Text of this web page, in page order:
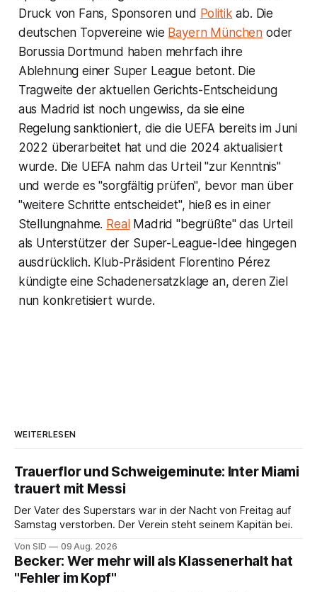
Druck von Fans, Sponsoren und Politik ab. Die
deutschen Topvereine wie Bayern München oder
Borussia Dortmund haben mehrfach ihre
Ablehnung einer Super League betont. Die
Tragweite der aktuellen Gerichts-Entscheidung
aus Madrid ist noch ungewiss, da sie eine
Regelung sanktioniert, die die UEFA bereits im Juni
2022 überarbeitet hat und die 2024 aktualisiert
wurde. Die UEFA nahm das Urteil "zur Kenntnis"
und werde es "sorgfältig prüfen", bevor man über
"weitere Schritte entscheidet", hieß es in einer
Stellungnahme. RealMadrid "begrüßte" das Urteil
als Unterstützer der Super-League-Idee hingegen
ausdrücklich. Klub-Präsident Florentino Pérez
kündigte eine Schadenersatzklage an, deren Ziel
nun konkretisiert wurde.
WEITERLESEN
Trauerflor und Schweigeminute: Inter Miami
trauert mit Messi
Der Vater des Superstars war in der Nacht von Freitag auf
Samstag verstorben. Der Verein steht seinem Kapitän bei.
Von SID 09 Aug. 2026
Becker: Wer mehr will als Klassenerhalt hat
"Fehler im Kopf"